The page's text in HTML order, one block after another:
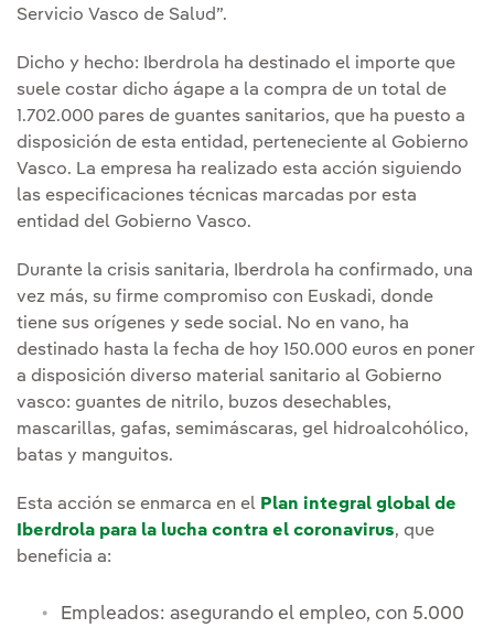
Servicio Vasco de Salud”.
Dicho y hecho: Iberdrola ha destinado el importe que
suele costar dicho ágape a la compra de un total de
1.702.000 pares de guantes sanitarios, que ha puesto a
disposición de esta entidad, perteneciente al Gobierno
Vasco. La empresa ha realizado esta acción siguiendo
las especificaciones técnicas marcadas por esta
entidad del Gobierno Vasco.
Durante la crisis sanitaria, Iberdrola ha confirmado, una
vez más, su firme compromiso con Euskadi, donde
tiene sus orígenes y sede social. No en vano, ha
destinado hasta la fecha de hoy 150.000 euros en poner
a disposición diverso material sanitario al Gobierno
vasco: guantes de nitrilo, buzos desechables,
mascarillas, gafas, semimáscaras, gel hidroalcohólico,
batas y manguitos.
Esta acción se enmarca en el Plan integral global de
Iberdrola para la lucha contra el coronavirus, que
beneficia a:
Empleados: asegurando el empleo, con 5.000